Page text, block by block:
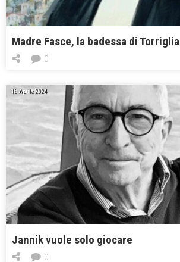
Madre Fasce, la badessa di Torriglia
0
18 Aprile 2024
Jannik vuole solo giocare
0